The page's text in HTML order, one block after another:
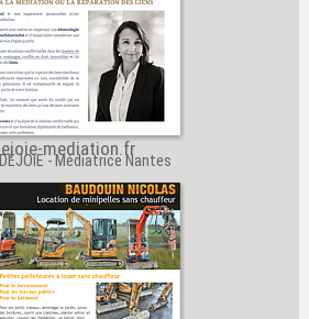
mediation.fr
- Médiatrice Nantes